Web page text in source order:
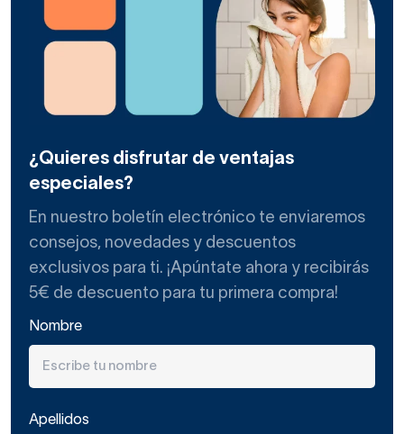
¿Quieres disfrutar de ventajas
especiales?
En nuestro boletín electrónico te enviaremos
consejos, novedades y descuentos
exclusivos para ti. ¡Apúntate ahora y recibirás
5€ de descuento para tu primera compra!
Nombre
Apellidos